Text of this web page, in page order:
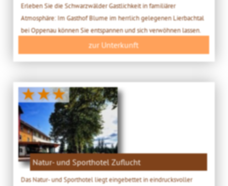
Erleben Sie die Schwarzwälder Gastlichkeit in familiärer
Atmosphäre: Im Gasthof Blume im herrlich gelegenen Lierbachtal
bei Oppenau können Sie entspannen und sich verwöhnen lassen.
zur Unterkunft
★★★
Natur- und Sporthotel Zuflucht
Das Natur- und Sporthotel liegt eingebettet in eindrucksvoller